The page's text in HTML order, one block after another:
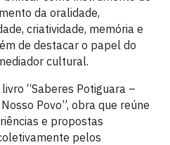
da oralidade,
criatividade, memória e
de destacar o papel do
cultural.
“Saberes Potiguara –
Povo”, obra que reúne
e propostas
pelos